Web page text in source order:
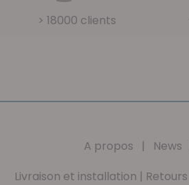
> 18000 clients
A propos | News
Livraison et installation | Retours